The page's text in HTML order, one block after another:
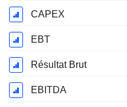
CAPEX
EBT
Résultat Brut
EBITDA